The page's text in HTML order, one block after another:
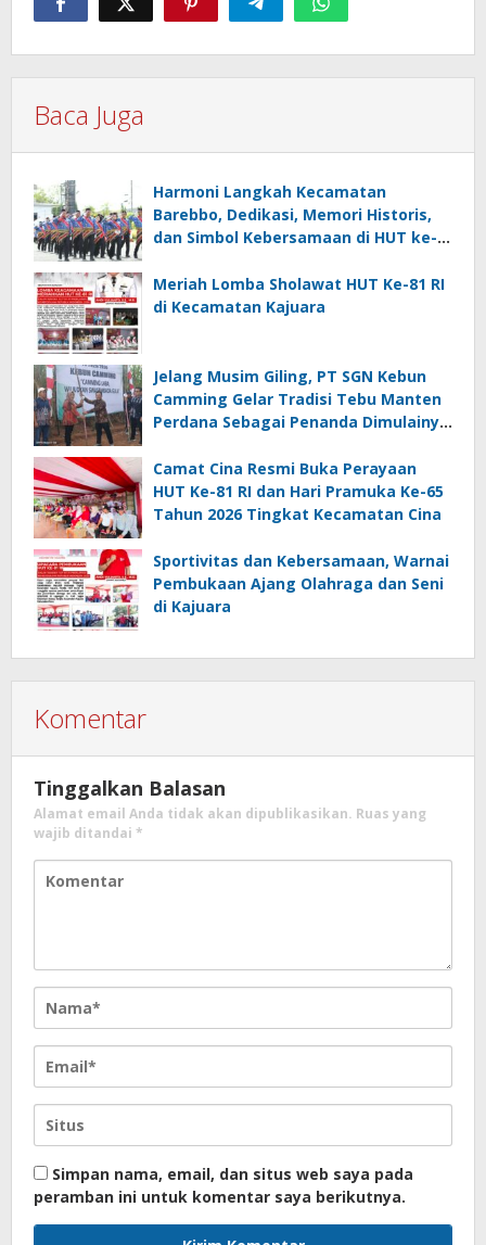
Baca Juga
Harmoni Langkah Kecamatan
Barebbo, Dedikasi, Memori Historis,
dan Simbol Kebersamaan di HUT ke-
Meriah Lomba Sholawat HUT Ke-81 RI
di Kecamatan Kajuara
Jelang Musim Giling, PT SGN Kebun
Camming Gelar Tradisi Tebu Manten
Perdana Sebagai Penanda Dimulainya
Camat Cina Resmi Buka Perayaan
HUT Ke-81 RI dan Hari Pramuka Ke-65
Tahun 2026 Tingkat Kecamatan Cina
Sportivitas dan Kebersamaan, Warnai
Pembukaan Ajang Olahraga dan Seni
di Kajuara
Komentar
Tinggalkan Balasan
Alamat email Anda tidak akan dipublikasikan. Ruas yang
wajib ditandai *
Simpan nama, email, dan situs web saya pada
peramban ini untuk komentar saya berikutnya.